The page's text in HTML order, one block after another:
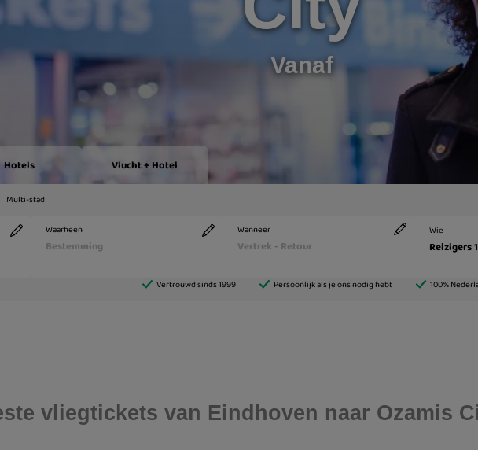
Vanaf
vliegtickets van Eindhoven naar Ozamis